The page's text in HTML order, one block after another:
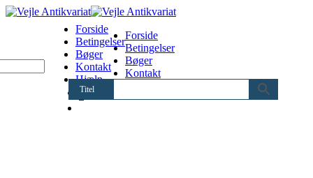
Titel
Forside
Betingelser
Bøger
Kontakt
Hjælp
Forside
Betingelser
Bøger
Kontakt